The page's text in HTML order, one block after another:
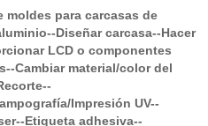
moldes para carcasas de
Diseñar carcasa--Hacer
LCD o componentes
Cambiar material/color del
Impresión UV--
Etiqueta adhesiva--